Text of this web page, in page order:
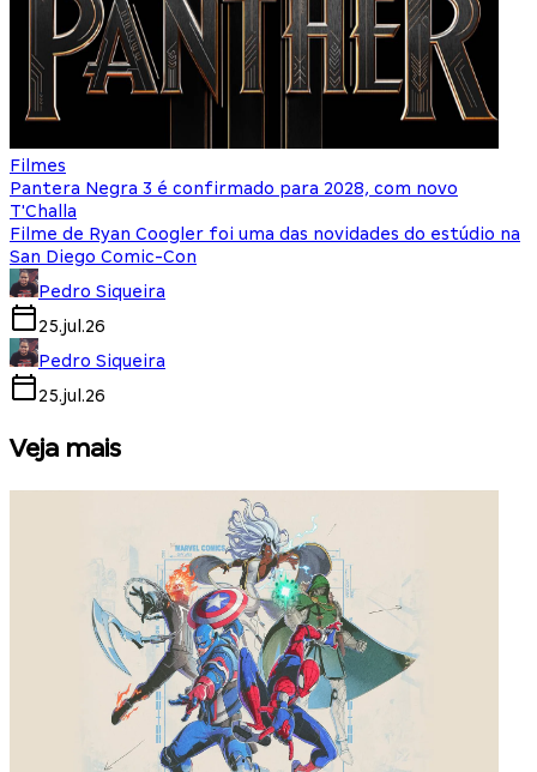
Filmes
Pantera Negra 3 é confirmado para 2028, com novo
T'Challa
Filme de Ryan Coogler foi uma das novidades do estúdio na
San Diego Comic-Con
Pedro Siqueira
25.jul.26
Pedro Siqueira
25.jul.26
Veja mais